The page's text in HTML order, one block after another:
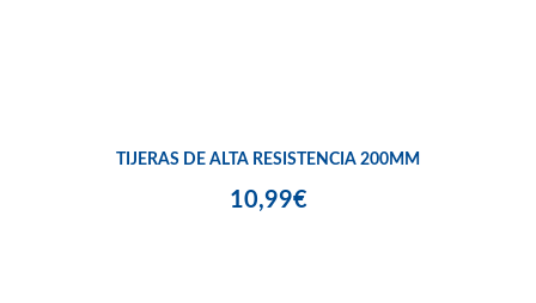
TIJERAS DE ALTA RESISTENCIA 200MM
10,99€